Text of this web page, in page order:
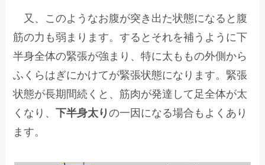
又、このようなお腹が突き出た状態になると腹
筋の力も弱まります。するとそれを補うように下
半身全体の緊張が強まり、特に太ももの外側から
ふくらはぎにかけてが緊張状態になります。緊張
状態が長期間続くと、筋肉が発達して足全体が太
くなり、下半身太りの一因になる場合もよくあり
ます。